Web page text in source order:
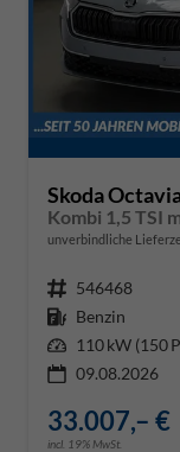
Skoda
Kombi 1,5 TSI
unverbindliche
Fahrzeugnr. 546468
Kraftstoff Benzin
Leistung 110 kW (150
09.08.2026
33.007,– €
incl. 19% MwSt.